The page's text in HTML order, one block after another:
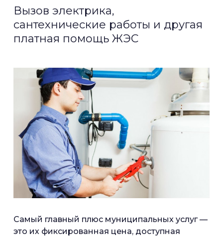
Вызов электрика,
сантехнические работы и другая
платная помощь ЖЭС
Самый главный плюс муниципальных услуг —
это их фиксированная цена, доступная